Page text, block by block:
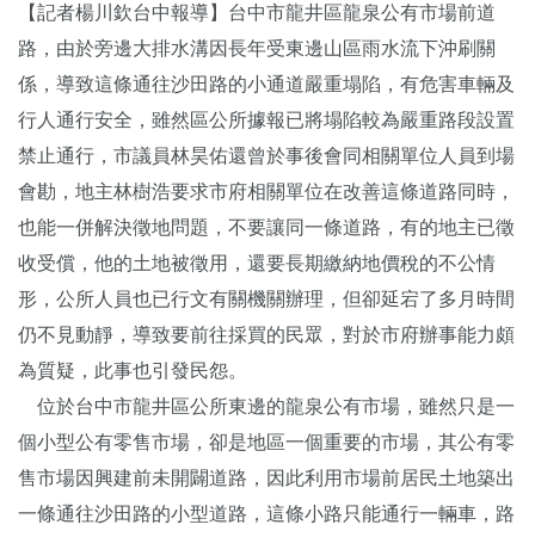
【記者楊川欽台中報導】台中市龍井區龍泉公有市場前道
路，由於旁邊大排水溝因長年受東邊山區雨水流下沖刷關
係，導致這條通往沙田路的小通道嚴重塌陷，有危害車輛及
行人通行安全，雖然區公所據報已將塌陷較為嚴重路段設置
禁止通行，市議員林昊佑還曾於事後會同相關單位人員到場
會勘，地主林樹浩要求市府相關單位在改善這條道路同時，
也能一併解決徵地問題，不要讓同一條道路，有的地主已徵
收受償，他的土地被徵用，還要長期繳納地價稅的不公情
形，公所人員也已行文有關機關辦理，但卻延宕了多月時間
仍不見動靜，導致要前往採買的民眾，對於市府辦事能力頗
為質疑，此事也引發民怨。
位於台中市龍井區公所東邊的龍泉公有市場，雖然只是一
個小型公有零售市場，卻是地區一個重要的市場，其公有零
售市場因興建前未開闢道路，因此利用市場前居民土地築出
一條通往沙田路的小型道路，這條小路只能通行一輛車，路